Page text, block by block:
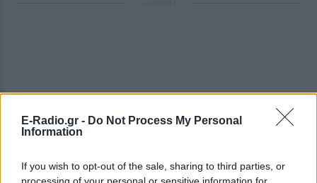
E-Radio.gr - Do Not Process My Personal
Information
If you wish to opt-out of the sale, sharing to third parties, or